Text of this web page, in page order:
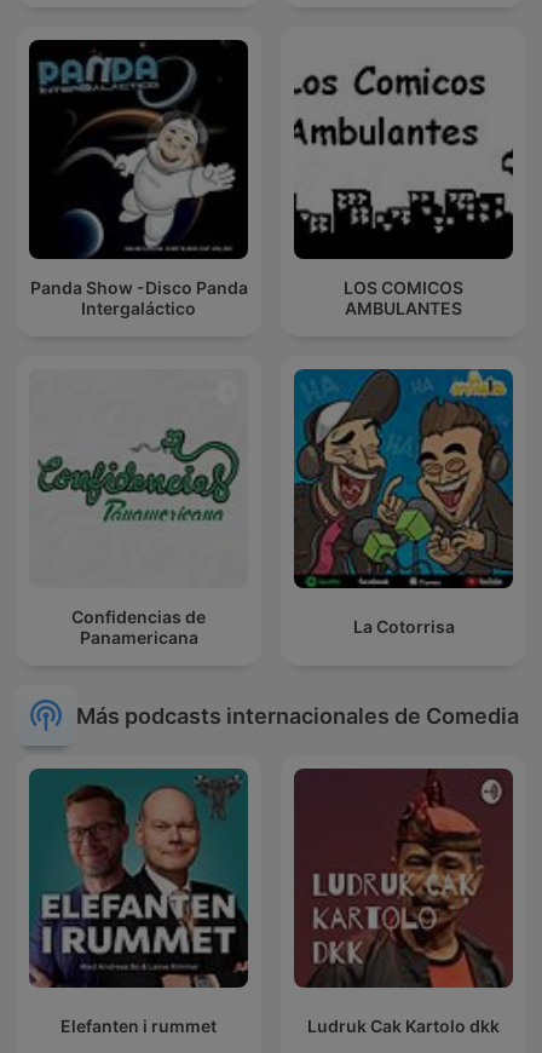
Panda Show -Disco Panda
Intergaláctico
LOS COMICOS
AMBULANTES
Confidencias de
Panamericana
La Cotorrisa
Más podcasts internacionales de Comedia
Elefanten i rummet Ludruk Cak Kartolo dkk